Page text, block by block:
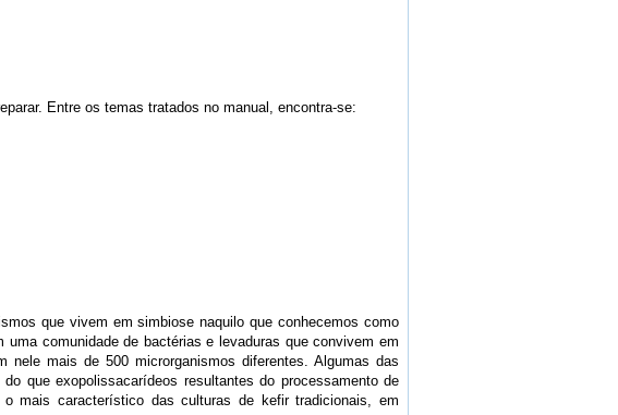
Entre os temas tratados no manual, encontra-se:
que vivem em simbiose naquilo que conhecemos como
comunidade de bactérias e levaduras que convivem em
mais de 500 microrganismos diferentes. Algumas das
que exopolissacarídeos resultantes do processamento de
mais característico das culturas de kefir tradicionais, em